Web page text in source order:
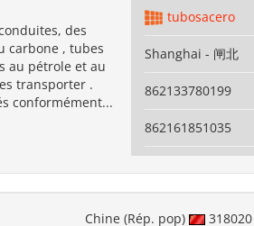
des
carbone , tubes
au pétrole et au
transporter .
conformément...
tubosacero
Shanghai - 闸北
862133780199
862161851035
Chine (Rép. pop) 318020